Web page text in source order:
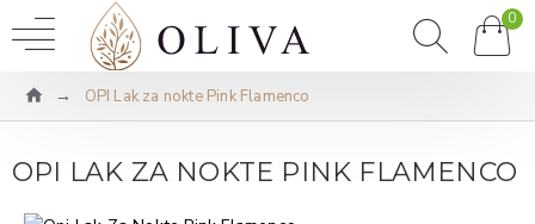
0
OPI Lak za nokte Pink Flamenco
OPI LAK ZA NOKTE PINK FLAMENCO